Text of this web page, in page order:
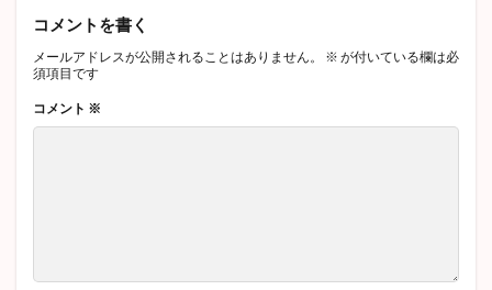
コメントを書く
メールアドレスが公開されることはありません。 ※ が付いている欄は必
須項目です
コメント ※